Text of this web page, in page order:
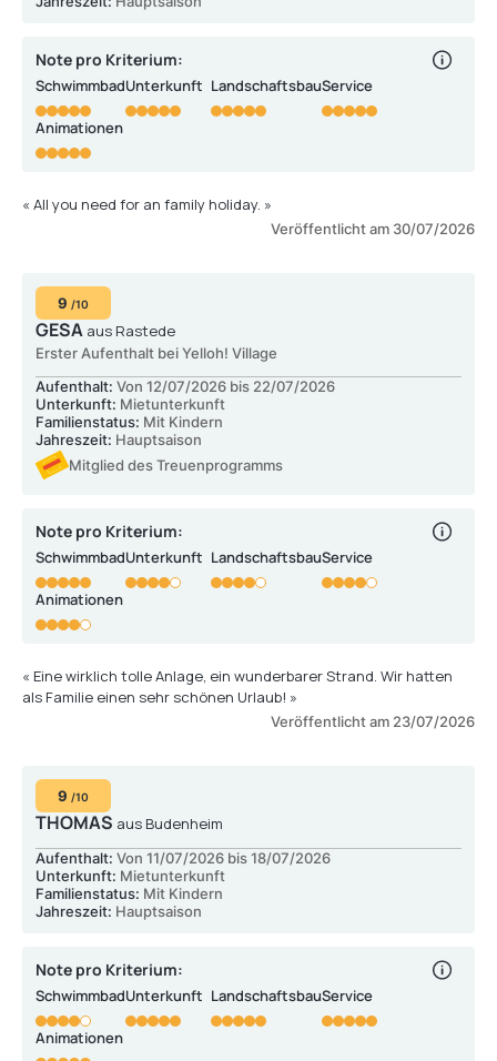
Note pro Kriterium:
Schwimmbad Unterkunft Landschaftsbau Service
Animationen
« All you need for an family holiday. »
Veröffentlicht am 30/07/2026
9 /10
GESA aus Rastede
Erster Aufenthalt bei Yelloh! Village
Aufenthalt: Von 12/07/2026 bis 22/07/2026
Unterkunft: Mietunterkunft
Familienstatus: Mit Kindern
Jahreszeit: Hauptsaison
Mitglied des Treuenprogramms
Note pro Kriterium:
Schwimmbad Unterkunft Landschaftsbau Service
Animationen
« Eine wirklich tolle Anlage, ein wunderbarer Strand. Wir hatten
als Familie einen sehr schönen Urlaub! »
Veröffentlicht am 23/07/2026
9 /10
THOMAS aus Budenheim
Aufenthalt: Von 11/07/2026 bis 18/07/2026
Unterkunft: Mietunterkunft
Familienstatus: Mit Kindern
Jahreszeit: Hauptsaison
Note pro Kriterium:
Schwimmbad Unterkunft Landschaftsbau Service
Animationen